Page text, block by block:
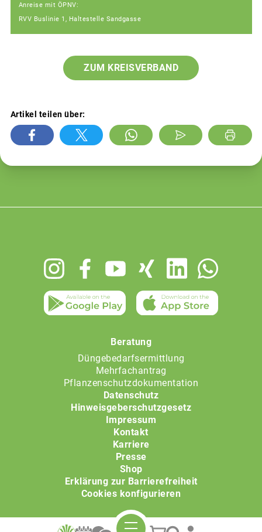
Anreise mit ÖPNV:
RVV Buslinie 1, Haltestelle Sandgasse
ZUM KREISVERBAND
Artikel teilen über:
Beratung
Düngebedarfsermittlung
Mehrfachantrag
Pflanzenschutzdokumentation
Datenschutz
Hinweisgeberschutzgesetz
Impressum
Kontakt
Karriere
Presse
Shop
Erklärung zur Barrierefreiheit
Cookies konfigurieren